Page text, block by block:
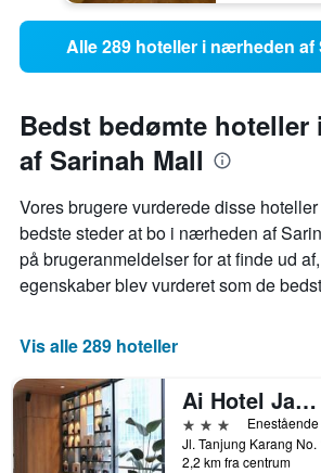
Alle 289 hoteller i nærheden af
Bedst bedømte
af Sarinah Mall
Vores brugere vurderede disse
bedste steder at bo i nærheden af
på brugeranmeldelser for at finde ud
egenskaber blev vurderet som de
Vis alle 289 hoteller
Ai Hotel Jakarta Thamrin
3 stjernerEnestående
2,2 km fra centrum